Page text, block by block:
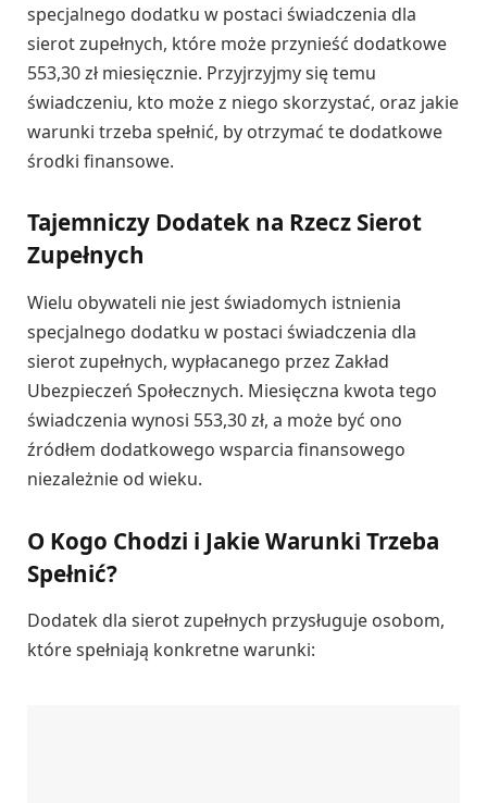
specjalnego dodatku w postaci świadczenia dla
sierot zupełnych, które może przynieść dodatkowe
553,30 zł miesięcznie. Przyjrzyjmy się temu
świadczeniu, kto może z niego skorzystać, oraz jakie
warunki trzeba spełnić, by otrzymać te dodatkowe
środki finansowe.
Tajemniczy Dodatek na Rzecz Sierot
Zupełnych
Wielu obywateli nie jest świadomych istnienia
specjalnego dodatku w postaci świadczenia dla
sierot zupełnych, wypłacanego przez Zakład
Ubezpieczeń Społecznych. Miesięczna kwota tego
świadczenia wynosi 553,30 zł, a może być ono
źródłem dodatkowego wsparcia finansowego
niezależnie od wieku.
O Kogo Chodzi i Jakie Warunki Trzeba
Spełnić?
Dodatek dla sierot zupełnych przysługuje osobom,
które spełniają konkretne warunki: